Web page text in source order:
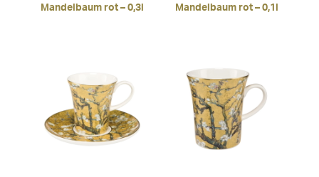
Mandelbaum rot – 0,3l
Mandelbaum rot – 0,1l